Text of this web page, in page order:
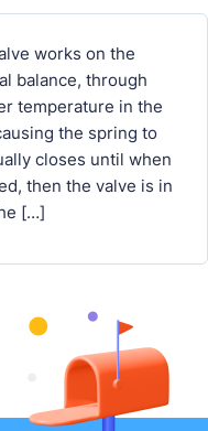
works on the
balance, through
temperature in the
the spring to
closes until when
then the valve is in
[…]